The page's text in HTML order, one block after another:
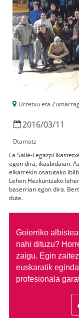
Urretxu eta
2016/03/11
Otamotz
La Salle-Legazpi
egon dira, ikasbidaian.
elkarrekin osatutako
Lehen Hezkuntzako
baserrian egon dira.
dute.
Goierriko
nahi dituzu?
zaigu. Egin
euskaratik
profesionala